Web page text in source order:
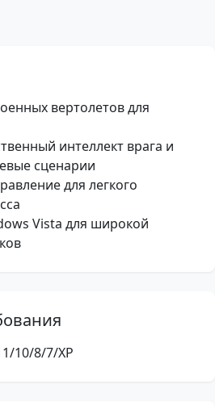
вертолетов для
интеллект врага и
сценарии
для легкого
Vista для широкой
10/8/7/XP